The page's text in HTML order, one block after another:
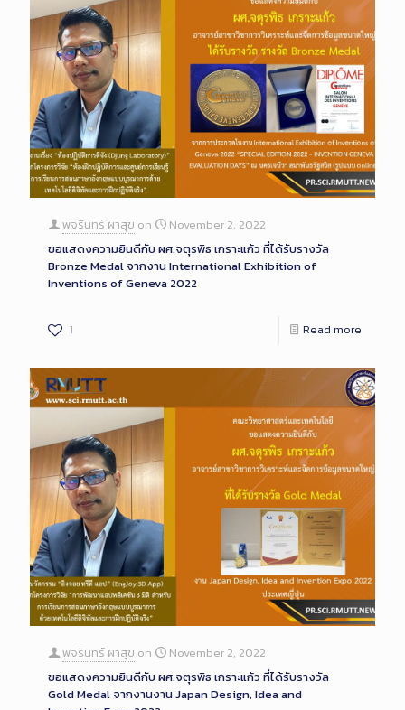
พจรินทร์ ผาสุข on
November 2, 2022
ขอแสดงความยินดีกับ ผศ.จตุรพิธ เกราะแก้ว ที่ได้รับรางวัล
Bronze Medal จากงาน International Exhibition of
Inventions of Geneva 2022
1 Read more
พจรินทร์ ผาสุข on
November 2, 2022
ขอแสดงความยินดีกับ ผศ.จตุรพิธ เกราะแก้ว ที่ได้รับรางวัล
Gold Medal จากงานงาน Japan Design, Idea and